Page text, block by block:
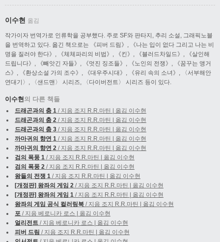
이수현 옮김
작가이자 번역가로 인류학을 공부했다. 주로 SF와 판타지, 추리 소설, 그래픽노블
을 번역하고 있다. 옮긴 책으로는 《피버 드림》, 《나는 입이 없다 그리고 나는 비
명을 질러야 한다》, 《체체파리의 비법》, 《킨》, 《블러드차일드》, 《살인해
드립니다》, 《빼앗긴 자들》, 《멋진 징조들》, 《노인의 전쟁》, 《꿈꾸는 앵거
스》, 《환상소설 가의 조수》, 《대우주시대》, 《유리 속의 소녀》, 〈서부해안
연대기〉, 〈샌드맨〉 시리즈, 〈다이버전트〉 시리즈 등이 있다.
이수현의 다른 책들
드래곤과의 춤 1 / 지음 조지 R.R.마틴 | 옮김 이수현
드래곤과의 춤 2 / 지음 조지 R.R.마틴 | 옮김 이수현
드래곤과의 춤 3 / 지음 조지 R.R.마틴 | 옮김 이수현
까마귀의 향연 1 / 지음 조지 R.R.마틴 | 옮김 이수현
까마귀의 향연 2 / 지음 조지 R.R.마틴 | 옮김 이수현
검의 폭풍 1 / 지음 조지 R.R.마틴 | 옮김 이수현
검의 폭풍 2 / 지음 조지 R.R.마틴 | 옮김 이수현
왕들의 전쟁 1 / 지음 조지 R.R.마틴 | 옮김 이수현
[개정판] 왕좌의 게임 2 / 지음 조지 R.R.마틴 | 옮김 이수현
[개정판] 왕좌의 게임 1 / 지음 조지 R.R.마틴 | 옮김 이수현
왕좌의 게임 공식 컬러링북 / 지음 조지 R.R.마틴 | 옮김 이수현
포 / 지음 베로니카 로스 | 옮김 이수현
얼리전트 / 지음 베로니카 로스 | 옮김 이수현
피버 드림 / 지음 조지 R.R.마틴 | 옮김 이수현